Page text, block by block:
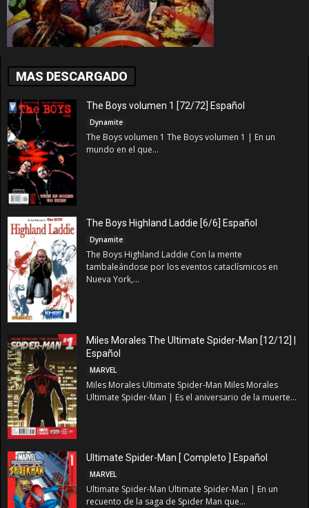
MAS DESCARGADO
The Boys volumen 1 [72/72] Español
Dynamite
The Boys volumen 1 The Boys volumen 1 | En un
mundo en el que...
The Boys Highland Laddie [6/6] Español
Dynamite
The Boys Highland Laddie Con la mente
tambaleándose por los eventos cataclísmicos en
Nueva York,...
Miles Morales The Ultimate Spider-Man [12/12] |
Español
MARVEL
Miles Morales Ultimate Spider-Man Miles Morales
Ultimate Spider-Man | Es el aniversario de la muerte...
Ultimate Spider-Man [ Completo ] Español
MARVEL
Ultimate Spider-Man Ultimate Spider-Man | En un
recuento de la saga de Spider Man que...